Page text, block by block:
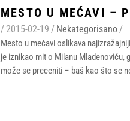
MESTO U MEĆAVI –
/ 2015-02-19 / Nekategorisano/
Mesto u mećavi oslikava
je iznikao mit o Milanu Mladenoviću,
može se preceniti – baš kao što se